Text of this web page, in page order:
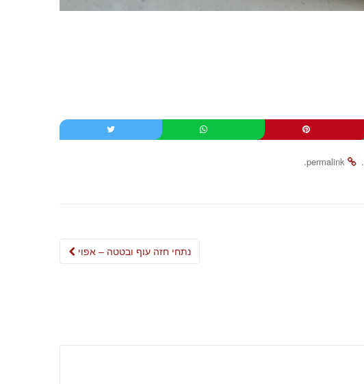
.
permalink
.
Post
נתחי חזה עוף ובטטה – אפוי